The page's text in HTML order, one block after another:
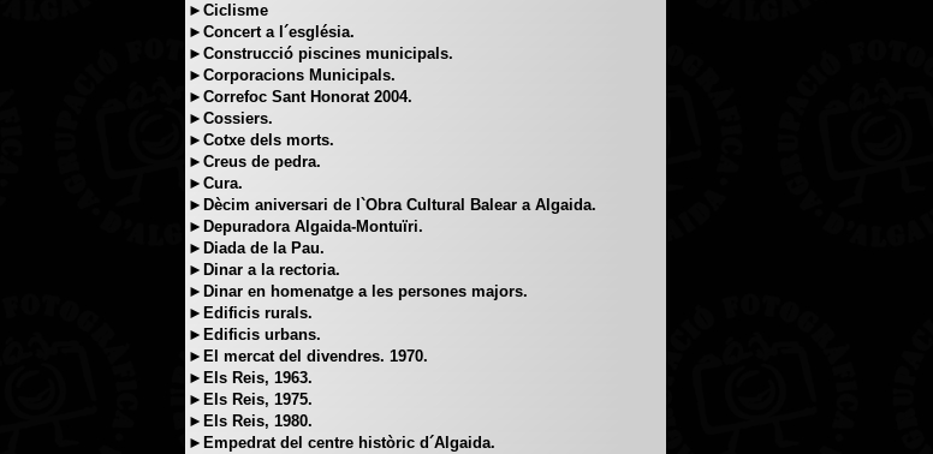
►Ciclisme
►Concert a l´església.
►Construcció piscines municipals.
►Corporacions Municipals.
►Correfoc Sant Honorat 2004.
►Cossiers.
►Cotxe dels morts.
►Creus de pedra.
►Cura.
►Dècim aniversari de l`Obra Cultural Balear a Algaida.
►Depuradora Algaida-Montuïri.
►Diada de la Pau.
►Dinar a la rectoria.
►Dinar en homenatge a les persones majors.
►Edificis rurals.
►Edificis urbans.
►El mercat del divendres. 1970.
►Els Reis, 1963.
►Els Reis, 1975.
►Els Reis, 1980.
►Empedrat del centre històric d´Algaida.